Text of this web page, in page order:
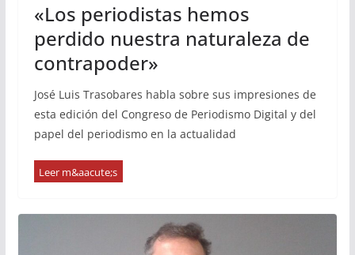
«Los periodistas hemos
perdido nuestra naturaleza de
contrapoder»
José Luis Trasobares habla sobre sus impresiones de
esta edición del Congreso de Periodismo Digital y del
papel del periodismo en la actualidad